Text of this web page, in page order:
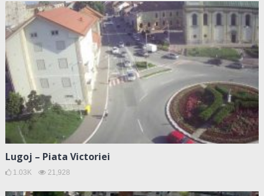
Lugoj – Piata Victoriei
1.03K 21,928